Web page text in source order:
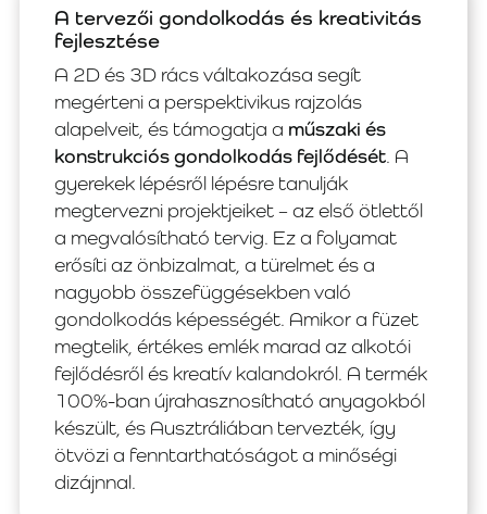
A tervezői gondolkodás és kreativitás
fejlesztése
A 2D és 3D rács váltakozása segít
megérteni a perspektivikus rajzolás
alapelveit, és támogatja a műszaki és
konstrukciós gondolkodás fejlődését. A
gyerekek lépésről lépésre tanulják
megtervezni projektjeiket – az első ötlettől
a megvalósítható tervig. Ez a folyamat
erősíti az önbizalmat, a türelmet és a
nagyobb összefüggésekben való
gondolkodás képességét. Amikor a füzet
megtelik, értékes emlék marad az alkotói
fejlődésről és kreatív kalandokról. A termék
100%-ban újrahasznosítható anyagokból
készült, és Ausztráliában tervezték, így
ötvözi a fenntarthatóságot a minőségi
dizájnnal.